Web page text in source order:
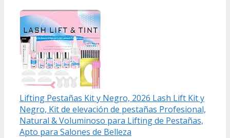
Lifting Pestañas Kit y Negro, 2026 Lash Lift Kit y
Negro, Kit de elevación de pestañas Profesional,
Natural & Voluminoso para Lifting de Pestañas,
Apto para Salones de Belleza